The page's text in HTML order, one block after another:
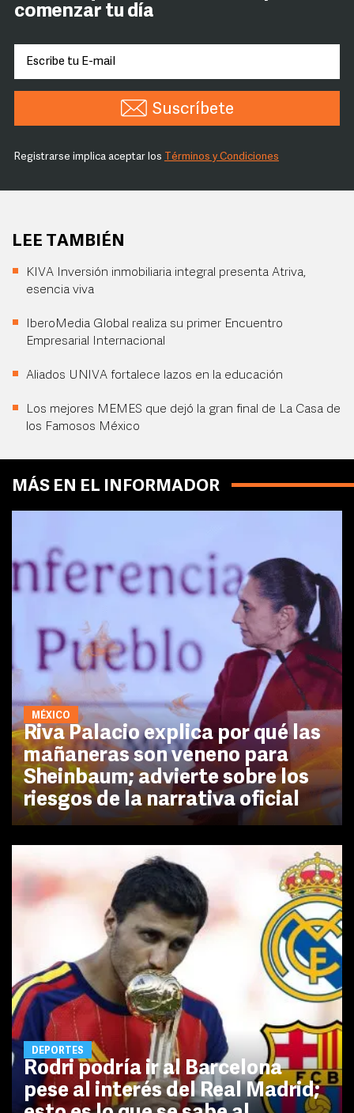
comenzar tu día
Suscríbete
Registrarse implica aceptar los Términos y Condiciones
LEE TAMBIÉN
KIVA Inversión inmobiliaria integral presenta Atriva,
esencia viva
IberoMedia Global realiza su primer Encuentro
Empresarial Internacional
Aliados UNIVA fortalece lazos en la educación
Los mejores MEMES que dejó la gran final de La Casa de
los Famosos México
MÁS EN EL INFORMADOR
MÉXICO
Riva Palacio explica por qué las
mañaneras son veneno para
Sheinbaum; advierte sobre los
riesgos de la narrativa oficial
DEPORTES
Rodri podría ir al Barcelona
pese al interés del Real Madrid;